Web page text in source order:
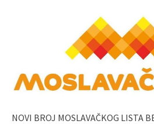
NOVI BROJ MOSLAVAČKOG LISTA